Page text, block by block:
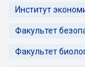
Институт
Факультет
Факультет